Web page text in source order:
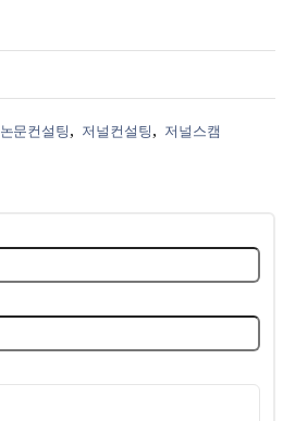
논문컨설팅 저널컨설팅 저널스캠